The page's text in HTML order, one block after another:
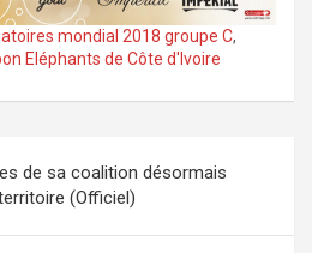
mondial 2018 groupe C,
Eléphants de Côte d'Ivoire
de sa coalition désormais
(Officiel)